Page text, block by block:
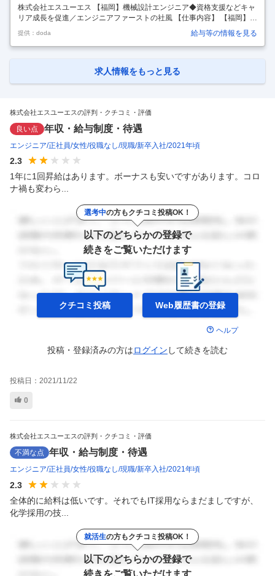
株式会社エスユーエス 【福岡】機械設計エンジニア◆資格支援などキャ
リア成長を促進／エンジニアファーストの社風 【仕事内容】 【福岡】機
械設計エンジニア◆資格支援などキャリア成長を促進／エンジニアファ
ーストの社風 【具体的な仕事内容】 事業拡大に伴い、福岡拠点が26年4
月頃に誕生。 新拠点にて、機械設計エンジニアとしてご活躍いただける
その他関連機器の機械設計業務 ・自動車や周辺機器の機械設計業務 ・エ
提供：doda 給与等の情報を見る
求人情報をもっと見る
株式会社エスユーエスの評判・クチコミ・評価
良い点 年収・給与制度・待遇
エンジニア 正社員 女性 役職なし 現職 新卒入社 2021年頃
2.3
1年に1回昇給はあります。ボーナスも安いですがあります。コロ
ナ禍も変わら...
選考中の方もクチコミ投稿OK！
以下のどちらかの登録で
続きをご覧いただけます
クチコミ投稿 Web履歴書の登録
ヘルプ
投稿・登録済みの方はログイン して続きを読む
投稿日： 2021/11/22
0
株式会社エスユーエスの評判・クチコミ・評価
不満な点 年収・給与制度・待遇
エンジニア 正社員 女性 役職なし 現職 新卒入社 2021年頃
2.3
全体的に給料は低いです。それでもIT採用ならまだましですが、
化学採用の技...
就活生の方もクチコミ投稿OK！
以下のどちらかの登録で